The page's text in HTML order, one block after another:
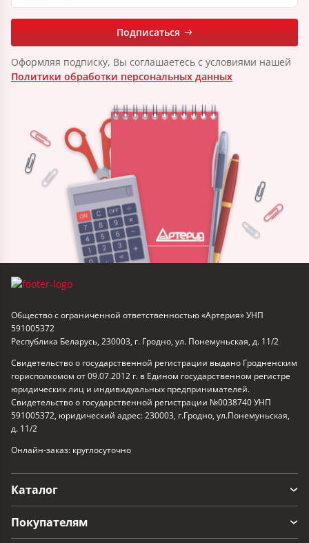
Подписаться
Оформляя подписку, Вы соглашаетесь с условиями нашей
Политики обработки персональных данных
Общество с ограниченной ответственностью «Артерия» УНП
591005372
Республика Беларусь, 230003, г. Гродно, ул. Понемуньская, д. 11/2
Свидетельство о государственной регистрации выдано Гродненским
горисполкомом от 09.07.2012 г. в Едином государственном регистре
юридических лиц и индивидуальных предпринимателей.
Свидетельство о государственной регистрации №0038740 УНП
591005372, юридический адрес: 230003, г.Гродно, ул.Понемуньская,
д. 11/2
Онлайн-заказ: круглосуточно
Каталог
Покупателям